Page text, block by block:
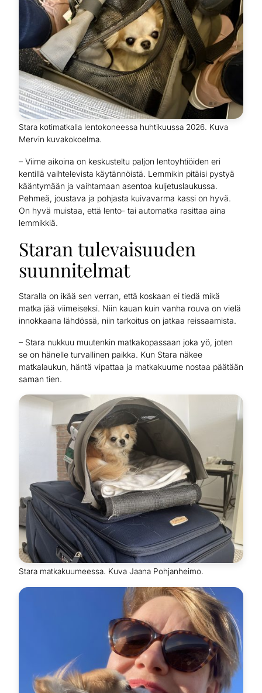
Stara kotimatkalla lentokoneessa huhtikuussa 2026. Kuva
Mervin kuvakokoelma.
– Viime aikoina on keskusteltu paljon lentoyhtiöiden eri
kentillä vaihtelevista käytännöistä. Lemmikin pitäisi pystyä
kääntymään ja vaihtamaan asentoa kuljetuslaukussa.
Pehmeä, joustava ja pohjasta kuivavarma kassi on hyvä.
On hyvä muistaa, että lento- tai automatka rasittaa aina
lemmikkiä.
Staran tulevaisuuden
suunnitelmat
Staralla on ikää sen verran, että koskaan ei tiedä mikä
matka jää viimeiseksi. Niin kauan kuin vanha rouva on vielä
innokkaana lähdössä, niin tarkoitus on jatkaa reissaamista.
– Stara nukkuu muutenkin matkakopassaan joka yö, joten
se on hänelle turvallinen paikka. Kun Stara näkee
matkalaukun, häntä vipattaa ja matkakuume nostaa päätään
saman tien.
Stara matkakuumeessa. Kuva Jaana Pohjanheimo.